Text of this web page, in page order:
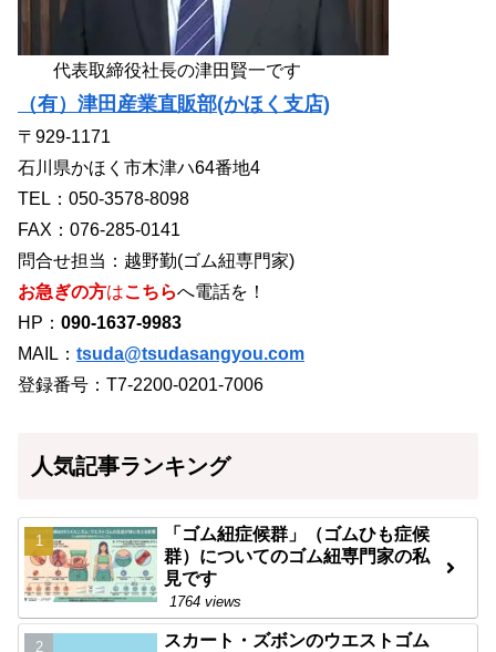
代表取締役社長の津田賢一です
（有）津田産業直販部(かほく支店)
〒929-1171
石川県かほく市木津ハ64番地4
TEL：050-3578-8098
FAX：076-285-0141
問合せ担当：越野勤(ゴム紐専門家)
お急ぎの方はこちらへ電話を！
HP： 090-1637-9983
MAIL： tsuda@tsudasangyou.com
登録番号：T7-2200-0201-7006
人気記事ランキング
「ゴム紐症候群」（ゴムひも症候
群）についてのゴム紐専門家の私
見です
1764 views
スカート・ズボンのウエストゴム